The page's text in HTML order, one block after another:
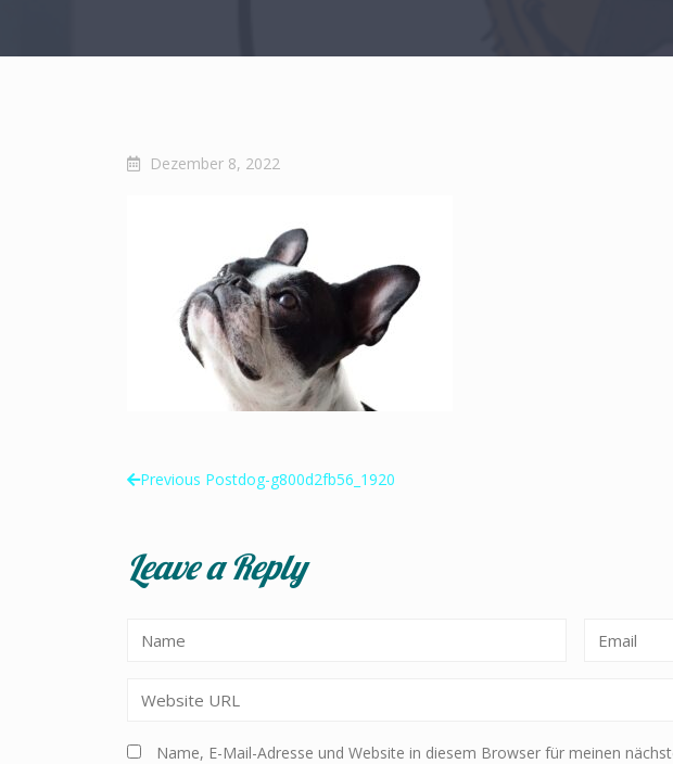
Dezember 8, 2022
Previous Postdog-g800d2fb56_1920
Leave a Reply
Name, E-Mail-Adresse und Website in diesem Browser für meinen